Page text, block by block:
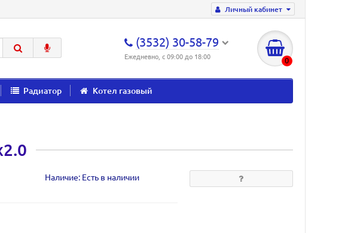
Личный кабинет
(3532) 30-58-79
Ежедневно, с 09:00 до 18:00 0
Радиатор Котел газовый
Наличие: Есть в наличии